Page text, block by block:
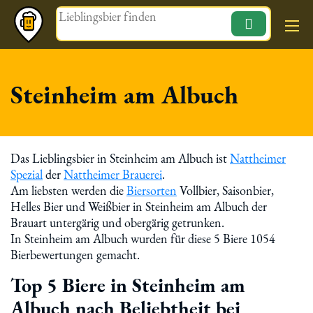
Magazin
Steinheim am Albuch
Das Lieblingsbier in Steinheim am Albuch istNattheimer
SpezialderNattheimer Brauerei.
Am liebsten werden dieBiersorten Vollbier, Saisonbier,
Helles Bier und Weißbier in Steinheim am Albuch der
Brauart untergärig und obergärig getrunken.
In Steinheim am Albuch wurden für diese 5 Biere 1054
Bierbewertungen gemacht.
Top 5 Biere in Steinheim am